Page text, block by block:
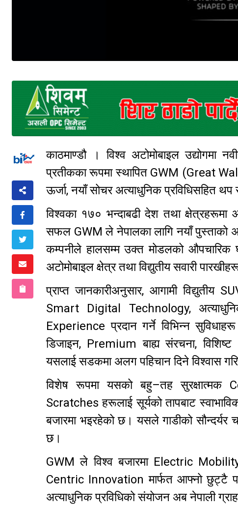
काठमाण्डौ । विश्व अटोमोबाइल उद्योगमा
प्रतीकका रूपमा स्थापित GWM (Great
ऊर्जा, नयाँ सोचर अत्याधुनिक प्रविधिसहित
विश्वका १७० भन्दाबढी देश तथा क्षेत्रहरूमा
सफल GWM ले नेपालका लागि नयाँ पुस्ताको
कम्पनीले हालसम्म उक्त मोडलको औपचारिक
अटोमोबाइल क्षेत्र तथा विद्युतीय सवारी
प्राप्त जानकारीअनुसार, आगामी विद्युतीय
Smart Digital Technology,
Experience प्रदान गर्ने विभिन्न
डिजाइन, Premium बाह्य संरचना,
यसलाई सडकमा अलग पहिचान दिने विश्वास
विशेष रूपमा यसको बहु–तह सुरक्षात्मक
Scratches हरूलाई सूर्यको तापबाट
बजारमा भइरहेको छ। यसले गाडीको सौन्दर्यर
छ।
GWM ले विश्व बजारमा Electric
Centric Innovation मार्फत आफ्नो छुट्टै
अत्याधुनिक प्रविधिको संयोजन अब नेपाली